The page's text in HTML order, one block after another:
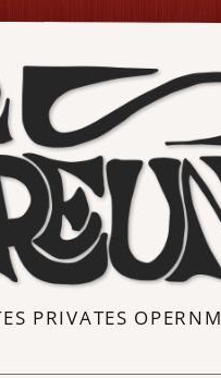
PRIVATES